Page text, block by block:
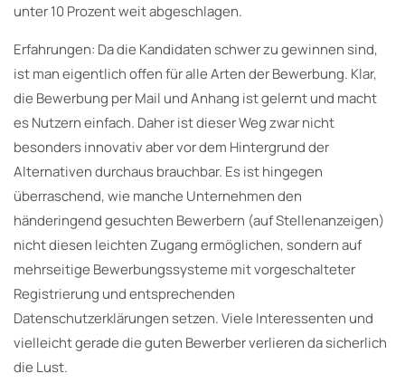
unter 10 Prozent weit abgeschlagen.
Erfahrungen: Da die Kandidaten schwer zu gewinnen sind,
ist man eigentlich offen für alle Arten der Bewerbung. Klar,
die Bewerbung per Mail und Anhang ist gelernt und macht
es Nutzern einfach. Daher ist dieser Weg zwar nicht
besonders innovativ aber vor dem Hintergrund der
Alternativen durchaus brauchbar. Es ist hingegen
überraschend, wie manche Unternehmen den
händeringend gesuchten Bewerbern (auf Stellenanzeigen)
nicht diesen leichten Zugang ermöglichen, sondern auf
mehrseitige Bewerbungssysteme mit vorgeschalteter
Registrierung und entsprechenden
Datenschutzerklärungen setzen. Viele Interessenten und
vielleicht gerade die guten Bewerber verlieren da sicherlich
die Lust.